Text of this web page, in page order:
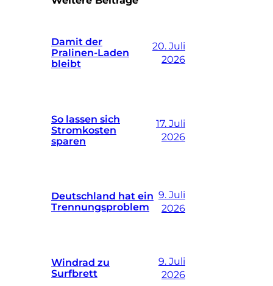
Damit der
Pralinen-Laden
bleibt
20. Juli
2026
So lassen sich
Stromkosten
sparen
17. Juli
2026
Deutschland hat ein
Trennungsproblem
9. Juli
2026
Windrad zu
Surfbrett
9. Juli
2026